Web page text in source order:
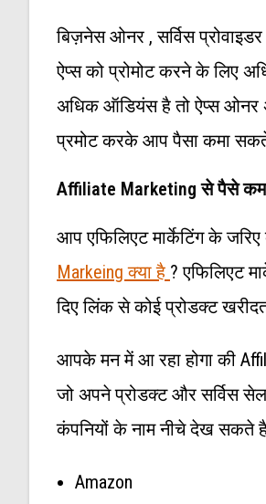
बिज़नेस ओनर , सर्विस
ऐप्स को प्रोमोट करने के लिए
अधिक ऑडियंस है तो ऐप्स ओनर
प्रमोट करके आप पैसा कमा सकते
Affiliate Marketing से पैसे
आप एफिलिएट मार्केटिंग के
Markeing क्या है ? एफिलिएट
दिए लिंक से कोई प्रोडक्ट
आपके मन में आ रहा होगा की
जो अपने प्रोडक्ट और सर्विस
कंपनियों के नाम नीचे देख सकते
Amazon